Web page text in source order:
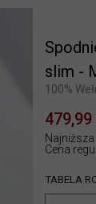
slim -
100%
479,99
Najniższa
Cena
TABELA